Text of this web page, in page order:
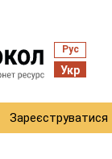
Рус
Укр
Зареєструватися